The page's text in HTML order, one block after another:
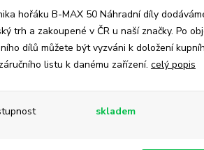
hořáku B-MAX 50 Náhradní díly
trh a zakoupené v ČR u naší značky. Po
dílů můžete být vyzváni k doložení
listu k danému zařízení. celý popis
skladem